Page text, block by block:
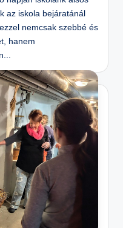
az iskola bejáratánál
nemcsak szebbé és
hanem